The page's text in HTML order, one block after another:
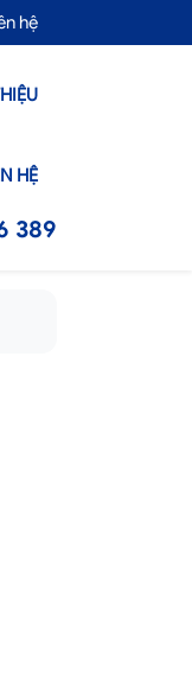
hệ
HỆ
389